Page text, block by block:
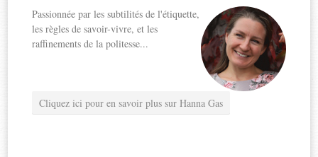
Passionnée par les subtilités de l'étiquette,
les règles de savoir-vivre, et les
raffinements de la politesse...
Cliquez ici pour en savoir plus sur Hanna Gas